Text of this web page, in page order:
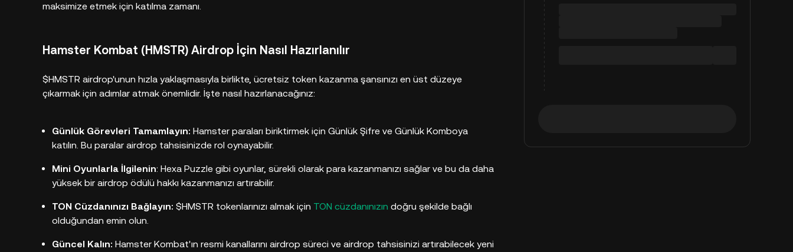
maksimize etmek için katılma zamanı.
Hamster Kombat (HMSTR) Airdrop İçin Nasıl Hazırlanılır
$HMSTR airdrop'unun hızla yaklaşmasıyla birlikte, ücretsiz token kazanma şansınızı en üst düzeye
çıkarmak için adımlar atmak önemlidir. İşte nasıl hazırlanacağınız:
Günlük Görevleri Tamamlayın: Hamster paraları biriktirmek için Günlük Şifre ve Günlük Komboya
katılın. Bu paralar airdrop tahsisinizde rol oynayabilir.
Mini Oyunlarla İlgilenin: Hexa Puzzle gibi oyunlar, sürekli olarak para kazanmanızı sağlar ve bu da daha
yüksek bir airdrop ödülü hakkı kazanmanızı artırabilir.
TON Cüzdanınızı Bağlayın: $HMSTR tokenlarınızı almak için TON cüzdanınızın doğru şekilde bağlı
olduğundan emin olun.
Güncel Kalın: Hamster Kombat'ın resmi kanallarını airdrop süreci ve airdrop tahsisinizi artırabilecek yeni